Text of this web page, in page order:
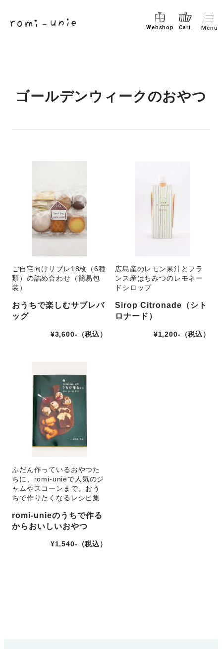
ン
Webshop Cart
メ
ニ
Menu
ゴールデンウィークのおやつ
ご自宅向けサブレ18枚（6種
類）の詰め合わせ（簡易包
装）
おうちで楽しむサブレバ
ッグ
¥3,600-（税込）
広島産のレモン果汁とフラ
ンス産はちみつのレモネー
ドシロップ
Sirop Citronade（シト
ロナード）
¥1,200-（税込）
ふだん作っているおやつた
ちに、romi-unieで人気のジ
ャムやスコーンまで。おう
ちで作りたくなるレシピ集
romi-unieのうちで作る
からおいしいおやつ
¥1,540-（税込）